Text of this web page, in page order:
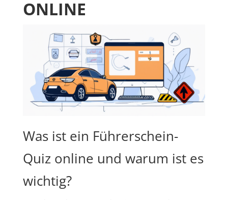
ONLINE
Was ist ein Führerschein-
Quiz online und warum ist es
wichtig?